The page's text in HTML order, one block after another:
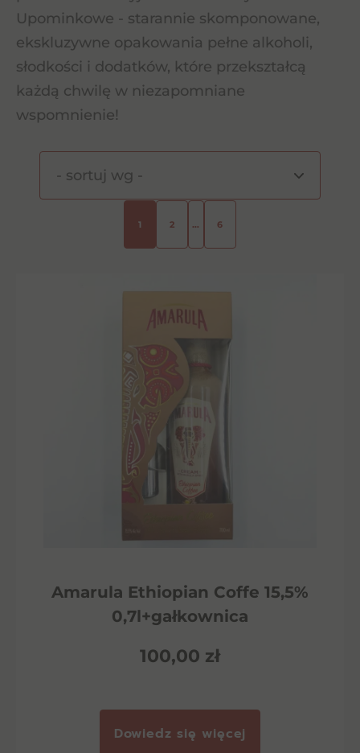
Upominkowe - starannie skomponowane,
ekskluzywne opakowania pełne alkoholi,
słodkości i dodatków, które przekształcą
każdą chwilę w niezapomniane
wspomnienie!
1 2 … 6
Amarula Ethiopian Coffe 15,5%
0,7l+gałkownica
100,00 zł
Dowiedz się więcej